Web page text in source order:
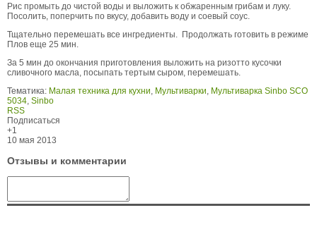
Рис промыть до чистой воды и выложить к обжаренным грибам и луку.
Посолить, поперчить по вкусу, добавить воду и соевый соус.
Тщательно перемешать все ингредиенты. Продолжать готовить в режиме
Плов еще 25 мин.
За 5 мин до окончания приготовления выложить на ризотто кусочки
сливочного масла, посыпать тертым сыром, перемешать.
Тематика: Малая техника для кухни, Мультиварки, Мультиварка Sinbo SCO
5034, Sinbo
RSS
Подписаться
+1
10 мая 2013
Отзывы и комментарии